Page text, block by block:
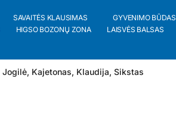
SAVAITĖS KLAUSIMAS GYVENIMO BŪDAS
HIGSO BOZONŲ ZONA LAISVĖS BALSAS
Jogilė, Kajetonas, Klaudija, Sikstas